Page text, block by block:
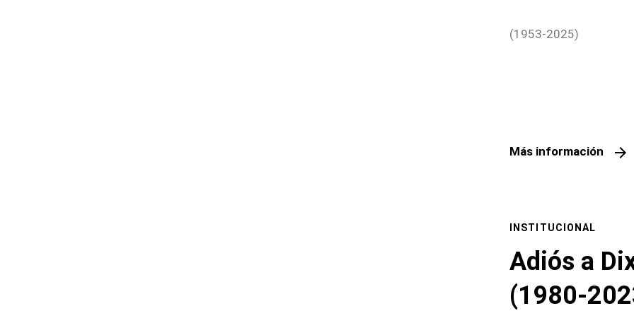
(1953-2025)
Más información arrow_forward
INSTITUCIONAL
Adiós a
(1980-